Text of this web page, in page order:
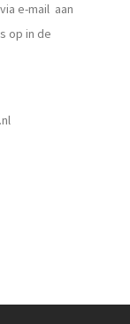
e-mail aan
op in de